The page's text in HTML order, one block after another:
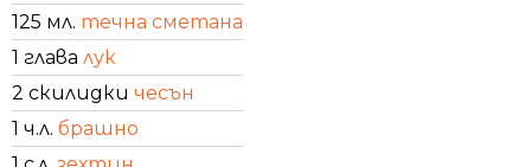
125 мл. течна сметана
1 глава лук
2 скилидки чесън
1 ч.л. брашно